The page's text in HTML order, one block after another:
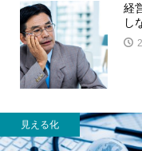
経
し
見える化